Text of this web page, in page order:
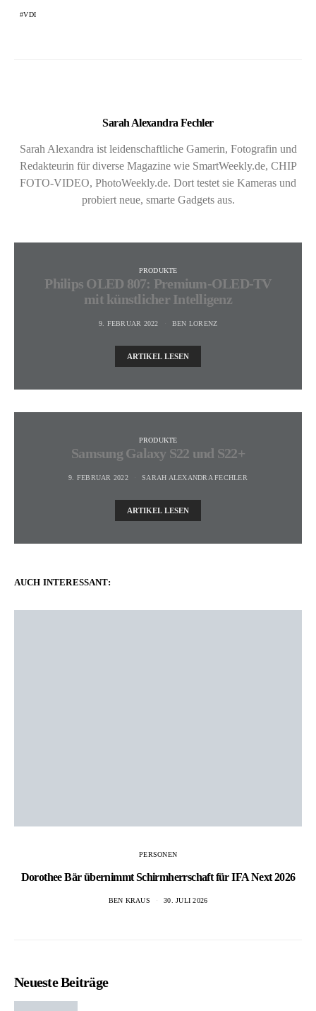
VDI
Sarah Alexandra Fechler
Sarah Alexandra ist leidenschaftliche Gamerin, Fotografin und
Redakteurin für diverse Magazine wie SmartWeekly.de, CHIP
FOTO-VIDEO, PhotoWeekly.de. Dort testet sie Kameras und
probiert neue, smarte Gadgets aus.
PRODUKTE
Philips OLED 807: Premium-OLED-TV
mit künstlicher Intelligenz
9. FEBRUAR 2022 BEN LORENZ
ARTIKEL LESEN
PRODUKTE
Samsung Galaxy S22 und S22+
9. FEBRUAR 2022 SARAH ALEXANDRA FECHLER
ARTIKEL LESEN
AUCH INTERESSANT:
PERSONEN
Dorothee Bär übernimmt Schirmherrschaft für IFA Next 2026
BEN KRAUS 30. JULI 2026
Neueste Beiträge